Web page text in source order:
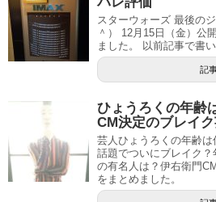
スターウォーズ 最後の
＾） 12月15日（金）公
ました。 以前記事で書
記
ひょうろくの年齢
CM決定のブレイ
芸人ひょうろくの年齢
話題でついにブレイク
の有名人は？伊右衛門
をまとめました。